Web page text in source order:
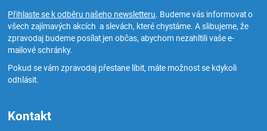
Přihlaste se k odběru našeho newsletteru. Budeme vás informovat o
všech zajímavých akcích a slevách, které chystáme. A slibujeme, že
zpravodaj budeme posílat jen občas, abychom nezahltili vaše e-
mailové schránky.
Pokud se vám zpravodaj přestane líbit, máte možnost se kdykoli
odhlásit.
Kontakt